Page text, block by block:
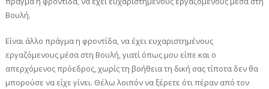
Βουλή.
Είναι άλλο πράγμα η φροντίδα, να έχει ευχαριστημένους
εργαζόμενους μέσα στη Βουλή, γιατί όπως μου είπε και ο
απερχόμενος πρόεδρος, χωρίς τη βοήθεια τη δική σας τίποτα δεν θα
μπορούσε να είχε γίνει. Θέλω λοιπόν να ξέρετε ότι πέραν από τον